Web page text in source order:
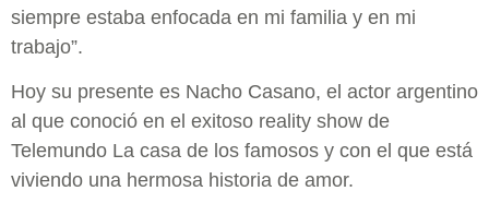
siempre estaba enfocada en mi familia y en mi
trabajo”.
Hoy su presente es Nacho Casano, el actor argentino
al que conoció en el exitoso reality show de
Telemundo La casa de los famosos y con el que está
viviendo una hermosa historia de amor.